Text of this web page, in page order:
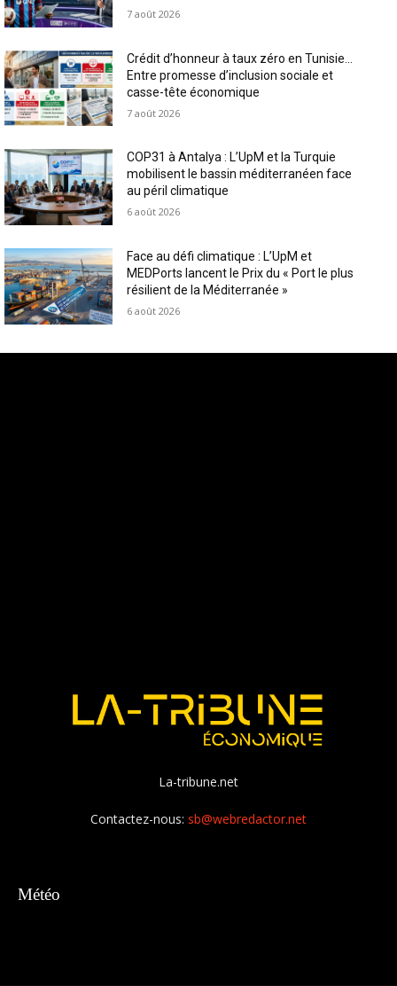
7 août 2026
Crédit d’honneur à taux zéro en Tunisie…
Entre promesse d’inclusion sociale et
casse-tête économique
7 août 2026
COP31 à Antalya : L’UpM et la Turquie
mobilisent le bassin méditerranéen face
au péril climatique
6 août 2026
Face au défi climatique : L’UpM et
MEDPorts lancent le Prix du « Port le plus
résilient de la Méditerranée »
6 août 2026
La-tribune.net
Contactez-nous: sb@webredactor.net
Météo